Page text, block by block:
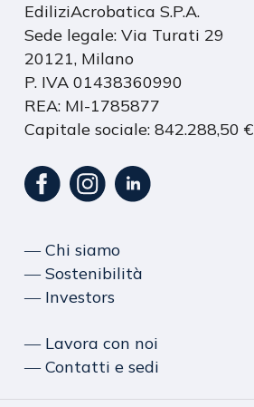
EdiliziAcrobatica S.P.A.
Sede legale: Via Turati 29
20121, Milano
P. IVA 01438360990
REA: MI-1785877
Capitale sociale: 842.288,50 €
― Chi siamo
― Sostenibilità
― Investors
― Lavora con noi
― Contatti e sedi